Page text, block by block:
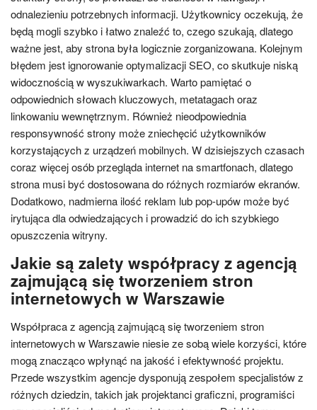
odnalezieniu potrzebnych informacji. Użytkownicy oczekują, że
będą mogli szybko i łatwo znaleźć to, czego szukają, dlatego
ważne jest, aby strona była logicznie zorganizowana. Kolejnym
błędem jest ignorowanie optymalizacji SEO, co skutkuje niską
widocznością w wyszukiwarkach. Warto pamiętać o
odpowiednich słowach kluczowych, metatagach oraz
linkowaniu wewnętrznym. Również nieodpowiednia
responsywność strony może zniechęcić użytkowników
korzystających z urządzeń mobilnych. W dzisiejszych czasach
coraz więcej osób przegląda internet na smartfonach, dlatego
strona musi być dostosowana do różnych rozmiarów ekranów.
Dodatkowo, nadmierna ilość reklam lub pop-upów może być
irytująca dla odwiedzających i prowadzić do ich szybkiego
opuszczenia witryny.
Jakie są zalety współpracy z agencją
zajmującą się tworzeniem stron
internetowych w Warszawie
Współpraca z agencją zajmującą się tworzeniem stron
internetowych w Warszawie niesie ze sobą wiele korzyści, które
mogą znacząco wpłynąć na jakość i efektywność projektu.
Przede wszystkim agencje dysponują zespołem specjalistów z
różnych dziedzin, takich jak projektanci graficzni, programiści